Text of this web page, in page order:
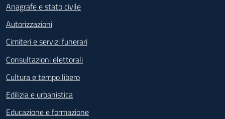
Anagrafe e stato civile
Autorizzazioni
Cimiteri e servizi funerari
Consultazioni elettorali
Cultura e tempo libero
Edilizia e urbanistica
Educazione e formazione